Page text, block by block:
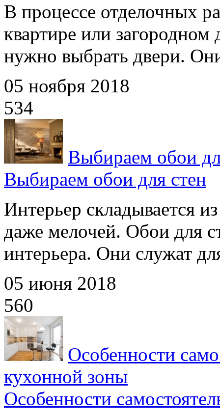
В процессе отделочных
квартире или загородном
нужно выбрать двери.
05 ноября 2018
534
Выбираем обои
Выбираем обои для стен
Интерьер складывается
даже мелочей. Обои для
интерьера. Они служат
05 июня 2018
560
Особенности
кухонной зоны
Особенности